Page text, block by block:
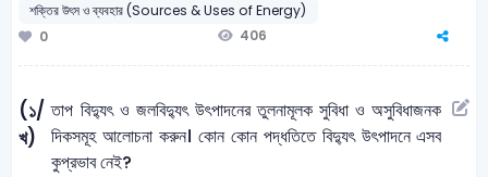
শক্তির উৎস ও ব্যবহার (Sources & Uses of Energy)
0
406
(১/
খ)
তাপ বিদ্যুৎ ও জলবিদ্যুৎ উৎপাদনের তুলনামূলক সুবিধা ও অসুবিধাজনক
দিকসমূহ আলোচনা করুন। কোন কোন পদ্ধতিতে বিদ্যুৎ উৎপাদনে এসব
কুপ্রভাব নেই?